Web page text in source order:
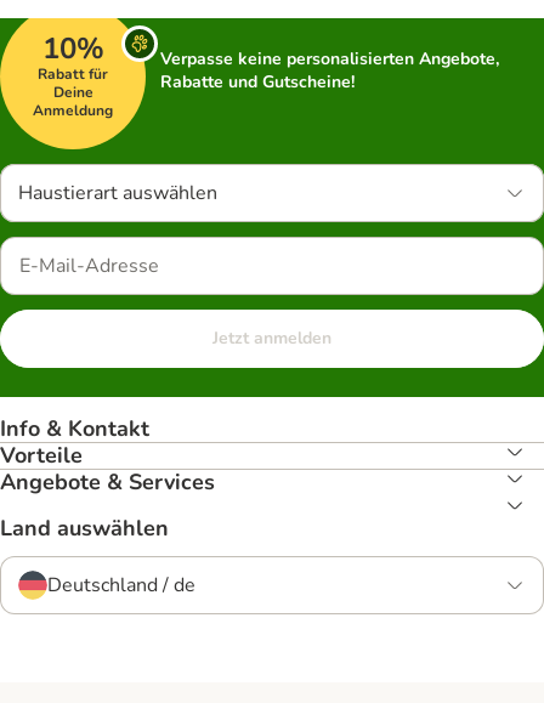
10%
Rabatt für
Deine
Anmeldung
Verpasse keine personalisierten Angebote,
Rabatte und Gutscheine!
Haustierart auswählen
Jetzt anmelden
Info & Kontakt
Vorteile
Angebote & Services
Land auswählen
Deutschland / de